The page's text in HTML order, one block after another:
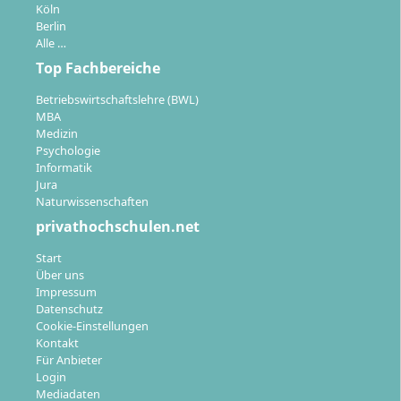
Studienort: Stuttgart
Das Studium findet am Standort
Merz Akademie bietet dir modern ausgestattete
Studios, Labore und Werkstätten sowie einen
persönlichen Austausch mit Lehrenden und
Mitstudierenden vor Ort.
Zentrale Lage in Stuttgart.
Vielfältige Möglichkeiten zur künstlerischen und
medialen Praxis durch spezialisierte Räume und
Technik.
Netzwerkkontakte zu regionalen wie
internationalen Partnern der Hochschule.
Köln
Berlin
Alle …
Top Fachbereiche
Betriebswirtschaftslehre (BWL)
MBA
Medizin
Psychologie
Informatik
Jura
Naturwissenschaften
privathochschulen.net
Start
Über uns
Impressum
Datenschutz
Cookie-Einstellungen
Kontakt
Für Anbieter
Login
Mediadaten